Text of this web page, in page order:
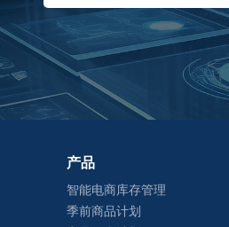
产品
智能电商库存管理
季前商品计划